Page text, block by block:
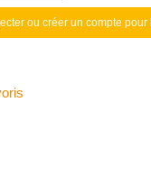
ou créer un compte pour